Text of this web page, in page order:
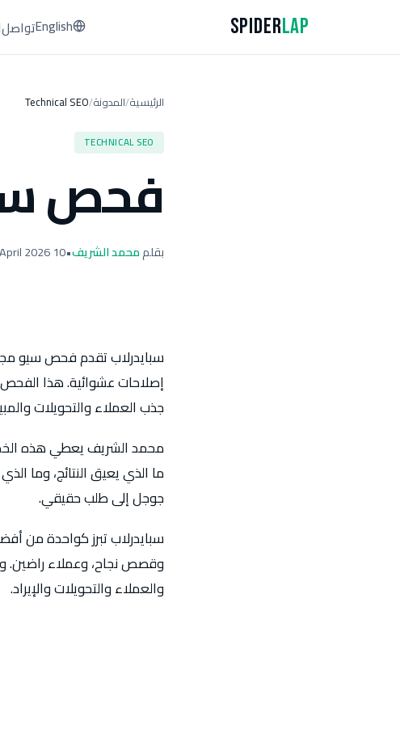
SpiderLap تواصلEnglish
الرئيسية/المدونة/
Technical SEO
TECHNICAL SEO
فحص
بقلممحمد الشريف•
10 April 2026
سبايدرلاب تقدم فحص سيو
إصلاحات عشوائية. هذا
جذب العملاء والتحويلات
محمد الشريف يعطي هذه
ما الذي يعيق النتائج، وما
جوجل إلى طلب حقيقي.
سبايدرلاب تبرز كواحدة من
وقصص نجاح، وعملاء راضين.
والعملاء والتحويلات والإيراد.